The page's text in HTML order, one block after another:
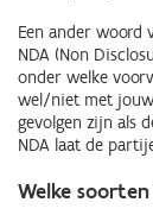
Een ander woord
NDA (Non
onder welke
wel/niet met
gevolgen zijn als
NDA laat de
Welke soorten